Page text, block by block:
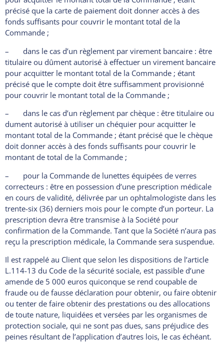
précisé que la carte de paiement doit donner accès à des
fonds suffisants pour couvrir le montant total de la
Commande ;
– dans le cas d’un règlement par virement bancaire : être
titulaire ou dûment autorisé à effectuer un virement bancaire
pour acquitter le montant total de la Commande ; étant
précisé que le compte doit être suffisamment provisionné
pour couvrir le montant total de la Commande ;
– dans le cas d’un règlement par chèque : être titulaire ou
dument autorisé à utiliser un chéquier pour acquitter le
montant total de la Commande ; étant précisé que le chèque
doit donner accès à des fonds suffisants pour couvrir le
montant de total de la Commande ;
– pour la Commande de lunettes équipées de verres
correcteurs : être en possession d’une prescription médicale
en cours de validité, délivrée par un ophtalmologiste dans les
trente-six (36) derniers mois pour le compte d’un porteur. La
prescription devra être transmise à la Société pour
confirmation de la Commande. Tant que la Société n’aura pas
reçu la prescription médicale, la Commande sera suspendue.
Il est rappelé au Client que selon les dispositions de l’article
L.114-13 du Code de la sécurité sociale, est passible d’une
amende de 5 000 euros quiconque se rend coupable de
fraude ou de fausse déclaration pour obtenir, ou faire obtenir
ou tenter de faire obtenir des prestations ou des allocations
de toute nature, liquidées et versées par les organismes de
protection sociale, qui ne sont pas dues, sans préjudice des
peines résultant de l’application d’autres lois, le cas échéant.